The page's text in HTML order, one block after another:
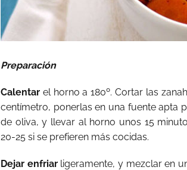
Preparación
Calentar el horno a 180º. Cortar las
centímetro, ponerlas en una fuente apta
de oliva, y llevar al horno unos 15
20-25 si se prefieren más cocidas.
Dejar enfriar ligeramente, y mezclar en